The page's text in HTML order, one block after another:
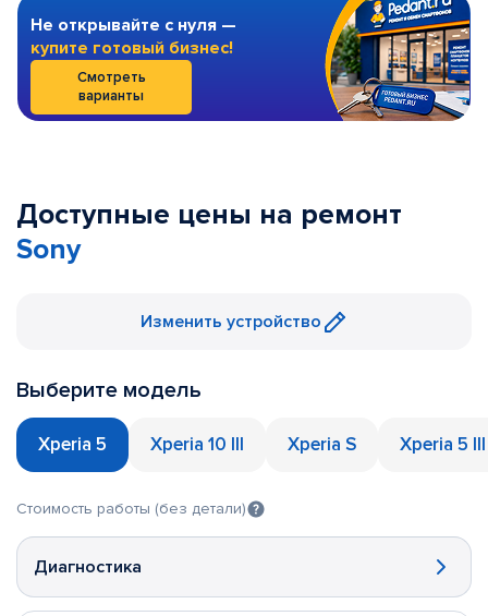
Не открывайте с нуля —
купите готовый бизнес!
Смотреть
варианты
Доступные цены на ремонт
Sony
Изменить устройство
Выберите модель
Xperia 5 Xperia 10 III Xperia S Xperia 5 III
Стоимость работы (без детали)
Диагностика